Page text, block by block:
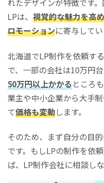
れたデザインが特徴です
LPは、 視覚的な魅力を高
ロモーションに寄与してい
北海道でLP制作を依頼す
で、一部の会社は10万円
50万円以上かかる ところ
業主や中小企業から大手
て価格も変動します。
そのため、まず自分の目
です。もしLPの制作を依
ば、LP制作会社に相談し